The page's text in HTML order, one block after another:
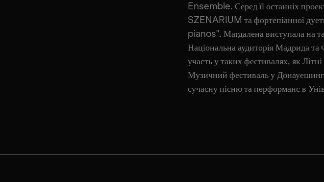
Ensemble. Серед її останніх
SZENARIUM та фортепіанної
pianos". Магдалена виступала на
Національна аудиторія Мадрида та
участь у таких фестивалях, як
Музичний фестиваль у
сучасну пісню та перформанс в